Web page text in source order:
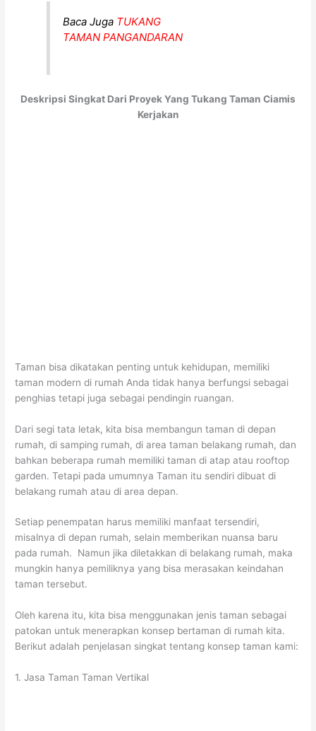
Baca Juga TUKANG
TAMAN PANGANDARAN
Deskripsi Singkat Dari Proyek Yang Tukang Taman Ciamis
Kerjakan
Taman bisa dikatakan penting untuk kehidupan, memiliki
taman modern di rumah Anda tidak hanya berfungsi sebagai
penghias tetapi juga sebagai pendingin ruangan.
Dari segi tata letak, kita bisa membangun taman di depan
rumah, di samping rumah, di area taman belakang rumah, dan
bahkan beberapa rumah memiliki taman di atap atau rooftop
garden. Tetapi pada umumnya Taman itu sendiri dibuat di
belakang rumah atau di area depan.
Setiap penempatan harus memiliki manfaat tersendiri,
misalnya di depan rumah, selain memberikan nuansa baru
pada rumah. Namun jika diletakkan di belakang rumah, maka
mungkin hanya pemiliknya yang bisa merasakan keindahan
taman tersebut.
Oleh karena itu, kita bisa menggunakan jenis taman sebagai
patokan untuk menerapkan konsep bertaman di rumah kita.
Berikut adalah penjelasan singkat tentang konsep taman kami:
1. Jasa Taman Taman Vertikal